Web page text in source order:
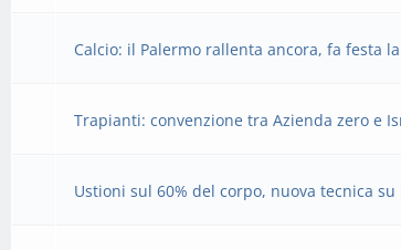
Calcio: il Palermo rallenta ancora, fa festa
Trapianti: convenzione tra Azienda zero e
Ustioni sul 60% del corpo, nuova tecnica